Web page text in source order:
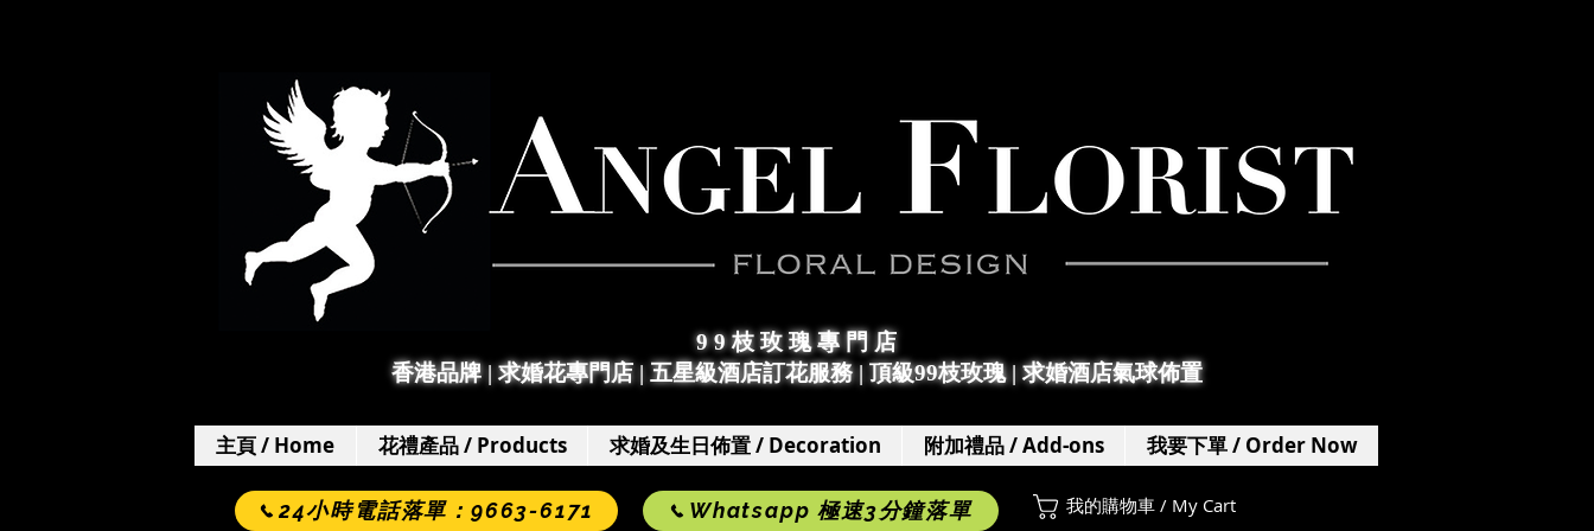
9 9 枝 玫 瑰 專 門 店
香港品牌 | 求婚花專門店| 五星級酒店訂花服務 | 頂級99枝玫瑰 |求婚酒店氣球佈置
主頁 / Home 花禮產品 / Products 求婚及生日佈置 / Decoration 附加禮品 / Add-ons 我要下單 / Order Now
24小時電話落單：9663-6171 Whatsapp 極速3分鐘落單 我的購物車 / My Cart